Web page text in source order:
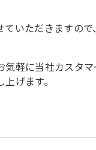
いただきますので
軽に当社カスタ
げます。